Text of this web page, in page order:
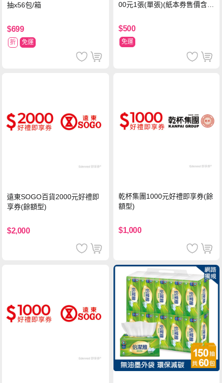
抽x56包/箱
$699
折 免運
00元1張(單張)(紙本券售價含平
$500
免運
遠東SOGO百貨2000元好禮即
享券(餘額型)
$2,000
乾杯集團1000元好禮即享券(餘
額型)
$1,000